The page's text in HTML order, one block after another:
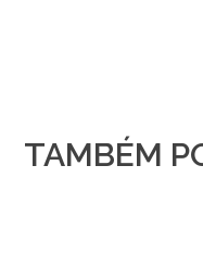
TAMBÉM